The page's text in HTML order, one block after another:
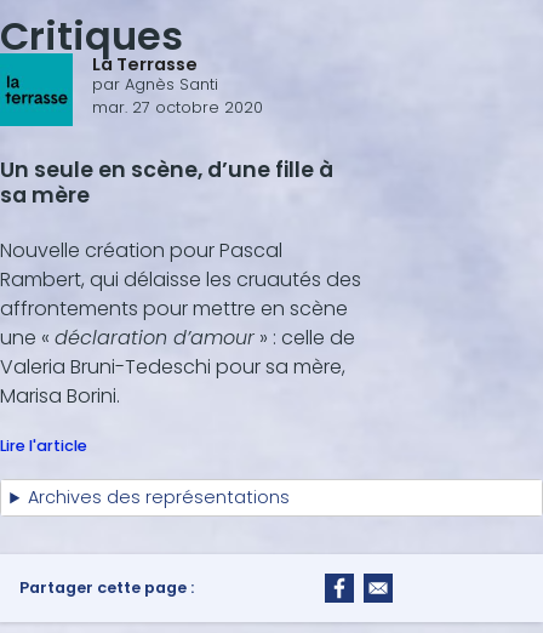
Critiques
La Terrasse
par Agnès Santi
mar. 27 octobre 2020
Un seule en scène, d’une fille à
sa mère
Nouvelle création pour Pascal
Rambert, qui délaisse les cruautés des
affrontements pour mettre en scène
une « déclaration d’amour » : celle de
Valeria Bruni-Tedeschi pour sa mère,
Marisa Borini.
Lire l'article
Archives des représentations
Partager cette page :